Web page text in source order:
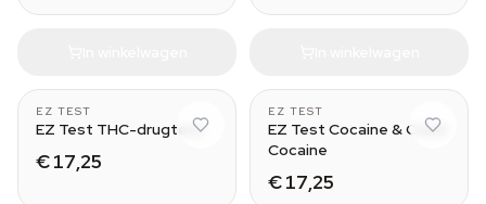
EZ TEST
EZ Test THC-drugtest
€ 17,25
EZ TEST
EZ Test Cocaine & Crack
Cocaine
€ 17,25